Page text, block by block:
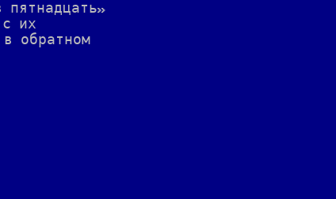
их
обратном